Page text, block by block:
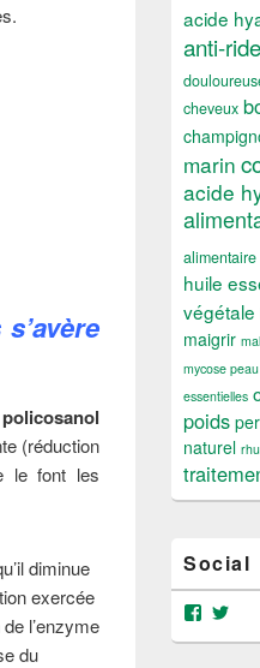
policosanol
(réduction
le font les
diminue
exercée
l’enzyme
du
acide
anti-
cheveux
marin
acide
alimentaire
huile
végétale
maigrir
mycose peau
essentielles
poids
naturel
Social
Voir
profil
Voir